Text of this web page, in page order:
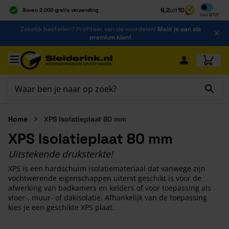
Boven 2.000 gratis verzending
Al 40 jaar dé specialist
Alles onder één dak
9,2uit10
Incl BTW
Inclusief
Ga naar de inhoud
Zakelijk bestellen? Profiteer van de voordelen! Meld je aan als
premium klant
Ga naar hoofdinhoud
Home XPS Isolatieplaat 80 mm
XPS Isolatieplaat 80 mm
Uitstekende druksterkte!
XPS is een hardschuim isolatiemateriaal dat vanwege zijn
vochtwerende eigenschappen uiterst geschikt is voor de
afwerking van badkamers en kelders of voor toepassing als
vloer-, muur- of dakisolatie. Afhankelijk van de toepassing
kies je een geschikte XPS plaat.